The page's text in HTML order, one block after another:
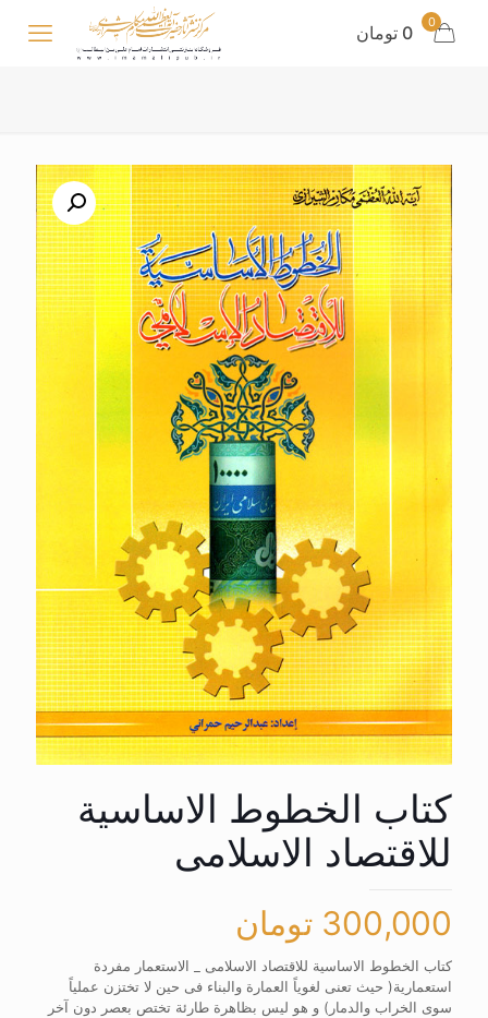
0 0 تومان
کتاب الخطوط الاساسیة
للاقتصاد الاسلامی
300,000 تومان
کتاب الخطوط الاساسیة للاقتصاد الاسلامی _ الاستعمار مفردة
استعماریة( حیث تعنی لغویاً العمارة والبناء فی حین لا تختزن عملیاً
سوی الخراب والدمار) و هو لیس بظاهرة طارئة تختص بعصر دون آخر